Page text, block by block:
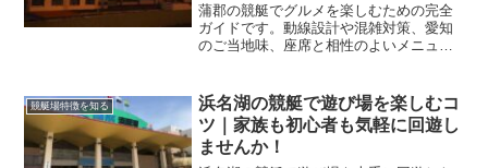
蒲郡の競艇でグルメを楽しむための完全
ガイドです。動線設計や混雑対策、愛知
のご当地味、座席と相性のよいメニュ
競艇場特徴を知る
浜名湖の競艇で遊び場を楽しむコ
ツ｜家族も初心者も気軽に回遊し
ませんか！